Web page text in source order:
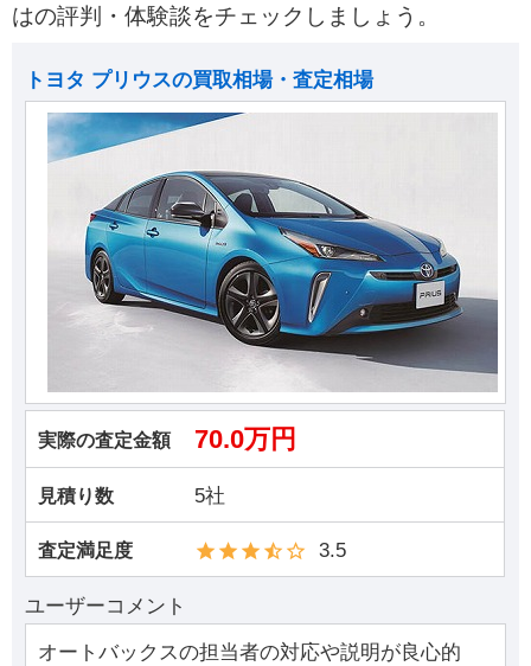
はの評判・体験談をチェックしましょう。
トヨタ プリウスの買取相場・査定相場
実際の査定金額 70.0万円
見積り数 5社
査定満足度 3.5
ユーザーコメント
オートバックスの担当者の対応や説明が良心的